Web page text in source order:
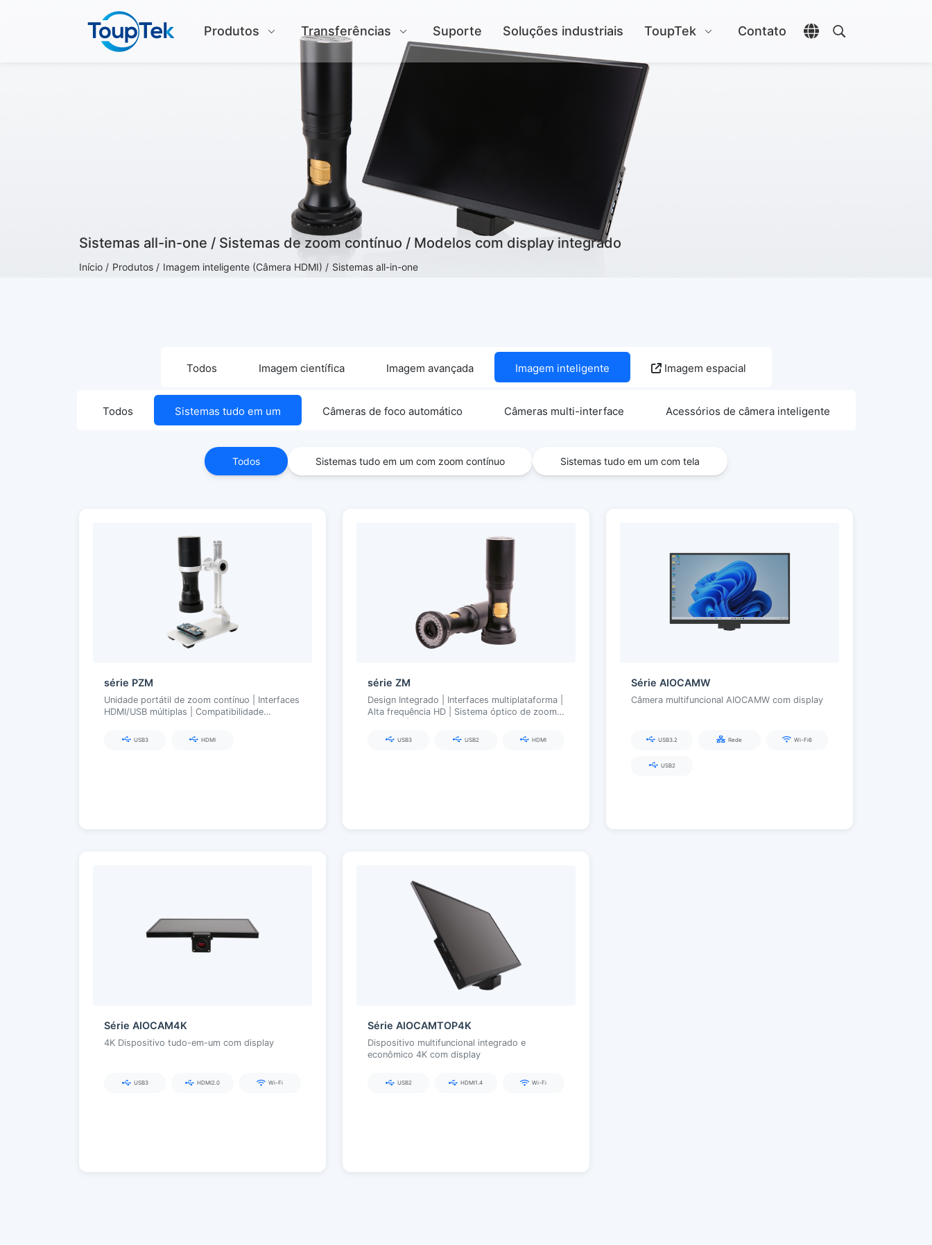
Produtos Transferências Suporte Soluções industriais ToupTek Contato
Abrir seletor de
Abrir pesquisa
Sistemas all-in-one / Sistemas de zoom contínuo / Modelos com display integrado
Início / Produtos / Imagem inteligente (Câmera HDMI) / Sistemas all-in-one
Todos Imagem científica Imagem avançada Imagem inteligente Imagem espacial
Todos Sistemas tudo em um Câmeras de foco automático Câmeras multi-interface Acessórios de câmera inteligente
Todos Sistemas tudo em um com zoom contínuo Sistemas tudo em um com tela
série PZM
Unidade portátil de zoom contínuo | Interfaces
HDMI/USB múltiplas | Compatibilidade
USB3 HDMI
série ZM
Design Integrado | Interfaces multiplataforma |
Alta frequência HD | Sistema óptico de zoom
USB3 USB2 HDMI
Série AIOCAMW
Câmera multifuncional AIOCAMW com display
USB3.2 Rede Wi-Fi6
USB2
Série AIOCAM4K
4K Dispositivo tudo-em-um com display
USB3 HDMI2.0 Wi-Fi
Série AIOCAMTOP4K
Dispositivo multifuncional integrado e
econômico 4K com display
USB2 HDMI1.4 Wi-Fi